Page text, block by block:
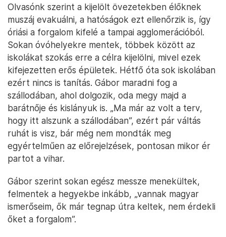
Olvasónk szerint a kijelölt övezetekben élőknek
muszáj evakuálni, a hatóságok ezt ellenőrzik is, így
óriási a forgalom kifelé a tampai agglomerációból.
Sokan óvóhelyekre mentek, többek között az
iskolákat szokás erre a célra kijelölni, mivel ezek
kifejezetten erős épületek. Hétfő óta sok iskolában
ezért nincs is tanítás. Gábor maradni fog a
szállodában, ahol dolgozik, oda megy majd a
barátnője és kislányuk is. „Ma már az volt a terv,
hogy itt alszunk a szállodában”, ezért pár váltás
ruhát is visz, bár még nem mondták meg
egyértelműen az előrejelzések, pontosan mikor ér
partot a vihar.
Gábor szerint sokan egész messze menekültek,
felmentek a hegyekbe inkább, „vannak magyar
ismerőseim, ők már tegnap útra keltek, nem érdekli
őket a forgalom”.